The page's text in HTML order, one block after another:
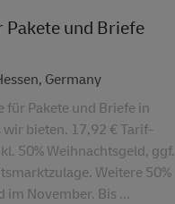
und Briefe
Germany
für Pakete und Briefe in
wir bieten. 17,92 € Tarif-
50% Weihnachtsgeld, ggf.
Weitere 50%
im November. Bis ...